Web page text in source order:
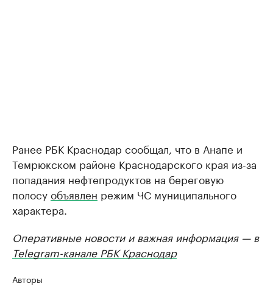
Ранее РБК Краснодар сообщал, что в Анапе и
Темрюкском районе Краснодарского края из-за
попадания нефтепродуктов на береговую
полосуобъявлен режим ЧС муниципального
характера.
Оперативные новости и важная информация — в
Telegram-канале РБК Краснодар
Авторы